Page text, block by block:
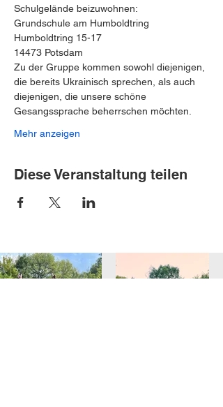
Schulgelände beizuwohnen:
Grundschule am Humboldtring
Humboldtring 15-17
14473 Potsdam
Zu der Gruppe kommen sowohl diejenigen,
die bereits Ukrainisch sprechen, als auch
diejenigen, die unsere schöne
Gesangssprache beherrschen möchten.
Mehr anzeigen
Diese Veranstaltung teilen